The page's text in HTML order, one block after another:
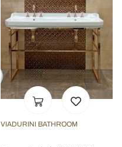
VIADURINI BATHROOM